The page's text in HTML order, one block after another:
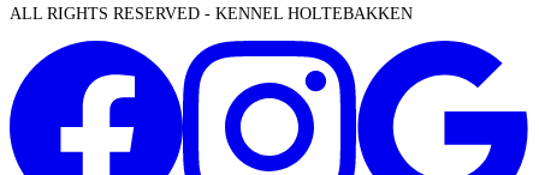
ALL RIGHTS RESERVED - KENNEL HOLTEBAKKEN